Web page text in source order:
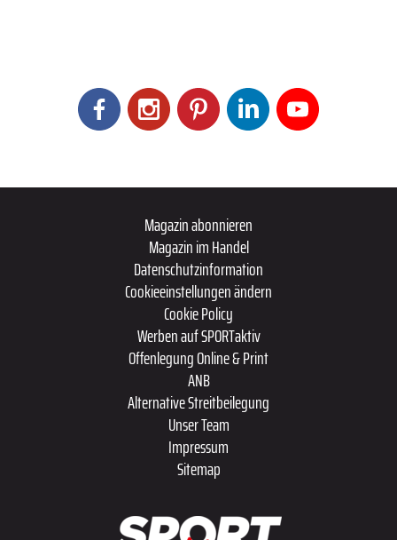
Magazin abonnieren
Magazin im Handel
Datenschutzinformation
Cookieeinstellungen ändern
Cookie Policy
Werben auf SPORTaktiv
Offenlegung Online & Print
ANB
Alternative Streitbeilegung
Unser Team
Impressum
Sitemap